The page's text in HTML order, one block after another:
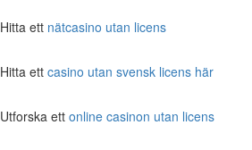
Hitta ett nätcasino utan licens
Hitta ett casino utan svensk licens här
Utforska ett online casinon utan licens